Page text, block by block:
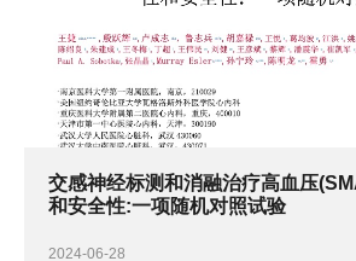
交感神经标测和消融治疗高血压
和安全性:一项随机对照试验
2024-06-28